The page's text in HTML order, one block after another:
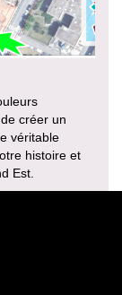
créer un
véritable
histoire et
Est.